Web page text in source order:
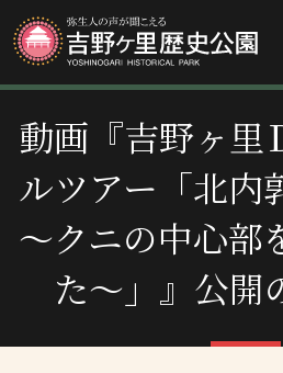
動画『吉野ヶ里
ルツアー「北
～クニの中心部
た～」』公開